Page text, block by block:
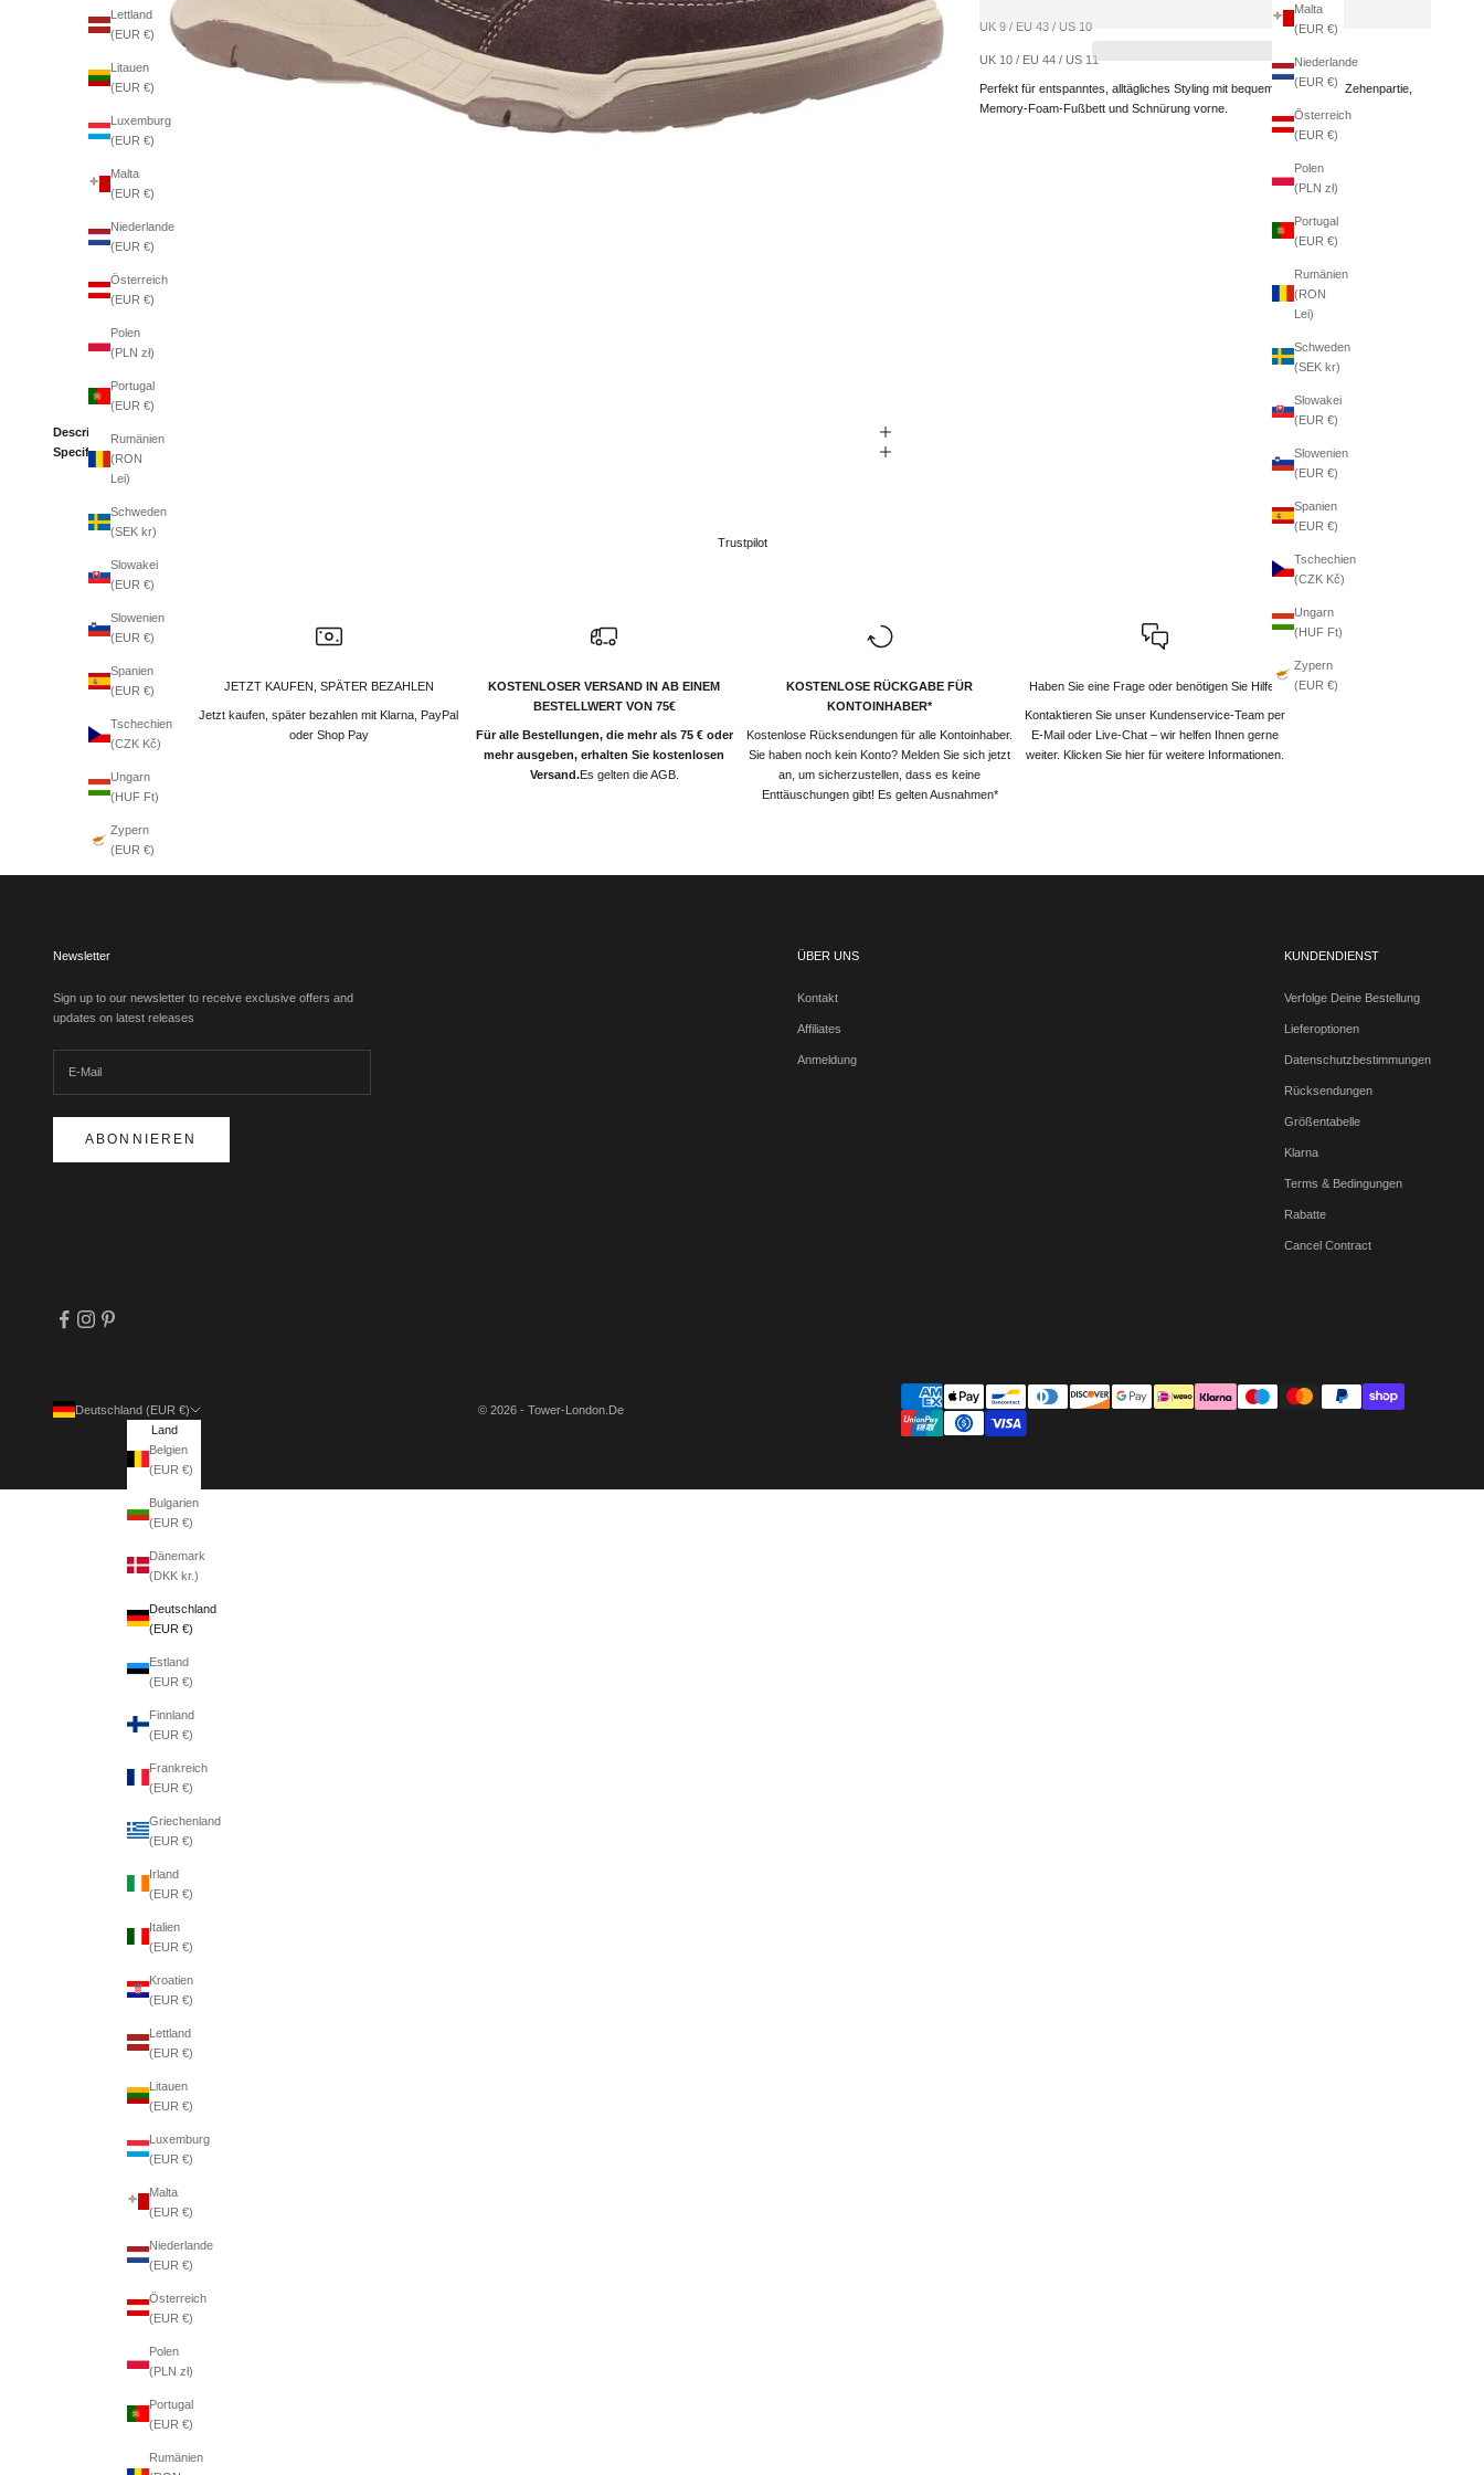
Malta
(EUR €)
Niederlande
(EUR €)
Österreich
(EUR €)
Polen
(PLN zł)
Portugal
(EUR €)
Rumänien
(RON
Lei)
Schweden
(SEK kr)
Slowakei
(EUR €)
Slowenien
(EUR €)
Spanien
(EUR €)
Tschechien
(CZK Kč)
Ungarn
(HUF Ft)
Zypern
(EUR €)
Lettland
(EUR €)
Litauen
(EUR €)
Luxemburg
(EUR €)
Malta
(EUR €)
Niederlande
(EUR €)
Österreich
(EUR €)
Polen
(PLN zł)
Portugal
(EUR €)
Rumänien
(RON
Lei)
Schweden
(SEK kr)
Slowakei
(EUR €)
Slowenien
(EUR €)
Spanien
(EUR €)
Tschechien
(CZK Kč)
Ungarn
(HUF Ft)
Zypern
(EUR €)
UK 9 / EU 43 / US 10
UK 10 / EU 44 / US 11
Perfekt für entspanntes, alltägliches Styling mit bequemer Mokassin-Zehenpartie,
Memory-Foam-Fußbett und Schnürung vorne.
Description
Specifications
Trustpilot
JETZT KAUFEN, SPÄTER BEZAHLEN
Jetzt kaufen, später bezahlen mit Klarna, PayPal
oder Shop Pay
KOSTENLOSER VERSAND IN AB EINEM
BESTELLWERT VON 75€
Für alle Bestellungen, die mehr als 75 € oder
mehr ausgeben, erhalten Sie kostenlosen
Versand.Es gelten die AGB.
KOSTENLOSE RÜCKGABE FÜR
KONTOINHABER*
Kostenlose Rücksendungen für alle Kontoinhaber.
Sie haben noch kein Konto? Melden Sie sich jetzt
an, um sicherzustellen, dass es keine
Enttäuschungen gibt! Es gelten Ausnahmen*
Haben Sie eine Frage oder benötigen Sie Hilfe?
Kontaktieren Sie unser Kundenservice-Team per
E-Mail oder Live-Chat – wir helfen Ihnen gerne
weiter. Klicken Sie hier für weitere Informationen.
Newsletter
Sign up to our newsletter to receive exclusive offers and
updates on latest releases
ABONNIEREN
ÜBER UNS
Kontakt
Affiliates
Anmeldung
KUNDENDIENST
Verfolge Deine Bestellung
Lieferoptionen
Datenschutzbestimmungen
Rücksendungen
Größentabelle
Klarna
Terms & Bedingungen
Rabatte
Cancel Contract
Deutschland (EUR €)
Land
Belgien
(EUR €)
Bulgarien
(EUR €)
Dänemark
(DKK kr.)
Deutschland
(EUR €)
Estland
(EUR €)
Finnland
(EUR €)
Frankreich
(EUR €)
Griechenland
(EUR €)
Irland
(EUR €)
Italien
(EUR €)
Kroatien
(EUR €)
Lettland
(EUR €)
Litauen
(EUR €)
Luxemburg
(EUR €)
Malta
(EUR €)
Niederlande
(EUR €)
Österreich
(EUR €)
Polen
(PLN zł)
Portugal
(EUR €)
Rumänien
© 2026 - Tower-London.De